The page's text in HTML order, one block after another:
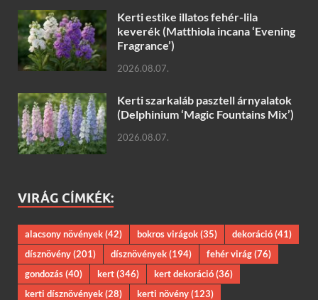
Kerti estike illatos fehér-lila
keverék (Matthiola incana ‘Evening
Fragrance’)
2026.08.07.
Kerti szarkaláb pasztell árnyalatok
(Delphinium ‘Magic Fountains Mix’)
2026.08.07.
VIRÁG CÍMKÉK:
alacsony növények(42) bokros virágok(35) dekoráció(41)
dísznövény(201) dísznövények(194) fehér virág(76)
gondozás(40) kert(346) kert dekoráció(36)
kerti dísznövények(28) kerti növény(123)